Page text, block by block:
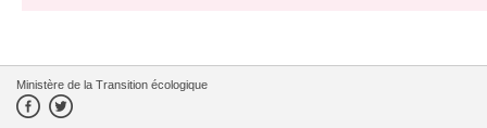
Ministère de la Transition écologique